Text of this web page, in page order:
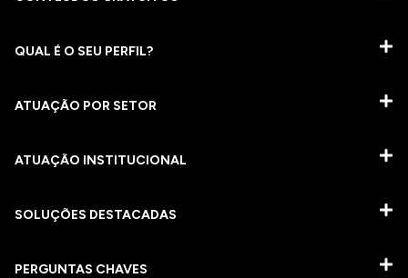
QUAL É O SEU PERFIL?
ATUAÇÃO POR SETOR
ATUAÇÃO INSTITUCIONAL
SOLUÇÕES DESTACADAS
PERGUNTAS CHAVES​